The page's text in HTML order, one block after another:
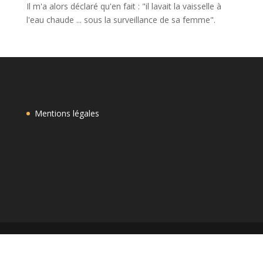
Il m'a alors déclaré qu'en fait : "il lavait la vaisselle à
l'eau chaude ... sous la surveillance de sa femme".
Mentions légales